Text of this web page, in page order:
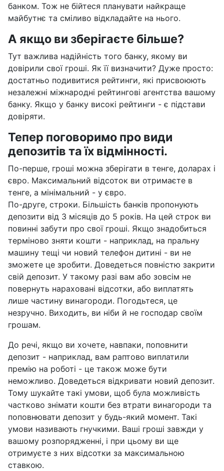
банком. Тож не бійтеся планувати найкраще
майбутнє та сміливо відкладайте на нього.
А якщо ви зберігаєте більше?
Тут важлива надійність того банку, якому ви
довірили свої гроші. Як її визначити? Дуже просто:
достатньо подивитися рейтинги, які присвоюють
незалежні міжнародні рейтингові агентства вашому
банку. Якщо у банку високі рейтинги - є підстави
довіряти.
Тепер поговоримо про види
депозитів та їх відмінності.
По-перше, гроші можна зберігати в тенге, доларах і
євро. Максимальний відсоток ви отримаєте в
тенге, а мінімальний - у євро.
По-друге, строки. Більшість банків пропонують
депозити від 3 місяців до 5 років. На цей строк ви
повинні забути про свої гроші. Якщо знадобиться
терміново зняти кошти - наприклад, на пральну
машину тещі чи новий телефон дитині - ви не
зможете це зробити. Доведеться повністю закрити
свій депозит. У такому разі вам або зовсім не
повернуть нараховані відсотки, або виплатять
лише частину винагороди. Погодьтеся, це
незручно. Виходить, ви ніби й не господар своїм
грошам.
До речі, якщо ви хочете, навпаки, поповнити
депозит - наприклад, вам раптово виплатили
премію на роботі - це також може бути
неможливо. Доведеться відкривати новий депозит.
Тому шукайте такі умови, щоб була можливість
частково знімати кошти без втрати винагороди та
поповнювати депозит у будь-який момент. Такі
умови називають гнучкими. Ваші гроші завжди у
вашому розпорядженні, і при цьому ви ще
отримуєте з них відсотки за максимальною
ставкою.